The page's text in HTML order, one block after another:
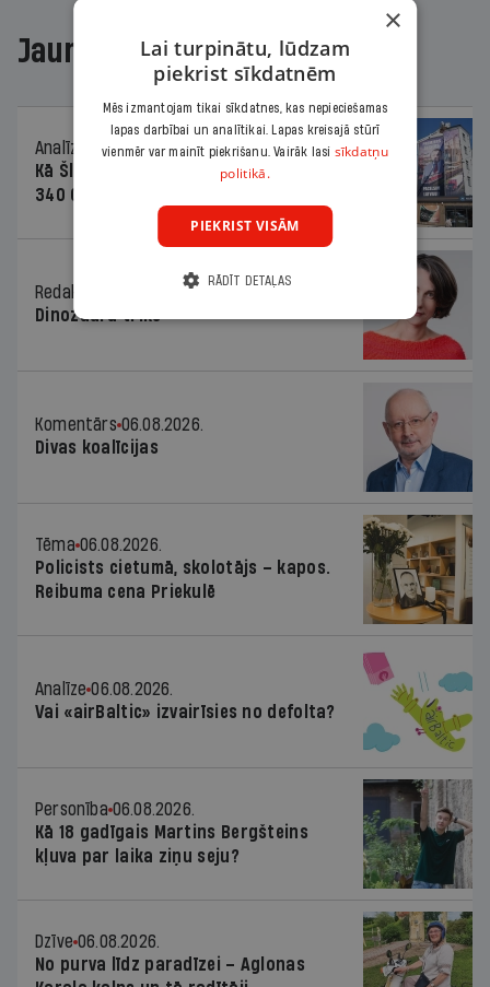
Jaunākajā žurnālā
Analīze
06.08.2026.
Kā Šlesera partija palika nesodīta par
340 000 vērtu reklāmas kampaņu
Redaktores sleja
06.08.2026.
Dinozaura triks
Komentārs 06.08.2026.
Divas koalīcijas
Tēma 06.08.2026.
Policists cietumā, skolotājs – kapos.
Reibuma cena Priekulē
Analīze 06.08.2026.
Vai «airBaltic» izvairīsies no defolta?
Personība 06.08.2026.
Kā 18 gadīgais Martins Bergšteins
kļuva par laika ziņu seju?
Dzīve 06.08.2026.
No purva līdz paradīzei – Aglonas
×
Lai turpinātu, lūdzam
piekrist sīkdatnēm
Mēs izmantojam tikai sīkdatnes, kas nepieciešamas
lapas darbībai un analītikai. Lapas kreisajā stūrī
vienmēr var mainīt piekrišanu. Vairāk lasi sīkdatņu
politikā.
PIEKRIST VISĀM
RĀDĪT DETAĻAS